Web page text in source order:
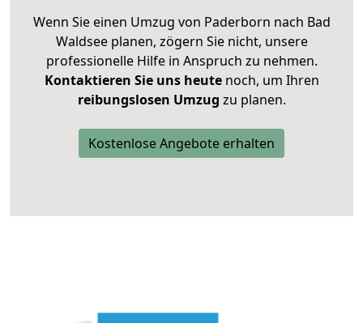
Wenn Sie einen Umzug von Paderborn nach Bad
Waldsee planen, zögern Sie nicht, unsere
professionelle Hilfe in Anspruch zu nehmen.
Kontaktieren Sie uns heutenoch, um Ihren
reibungslosen Umzug zu planen.
Kostenlose Angebote erhalten